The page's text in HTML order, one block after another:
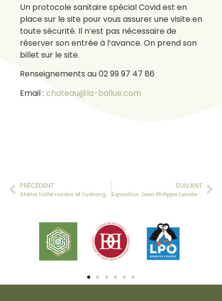
Un protocole sanitaire spécial Covid est en
place sur le site pour vous assurer une visite en
toute sécurité. Il n’est pas nécessaire de
réserver son entrée à l’avance. On prend son
billet sur le site.
Renseignements au 02 99 97 47 86
Email : chateau@la-ballue.com
PRÉCÉDENT
Atelier taille rosiers et hydrangeas 3 mars 2020
SUIVANT
Exposition Jean Philippe Lemée « I love châteaux »